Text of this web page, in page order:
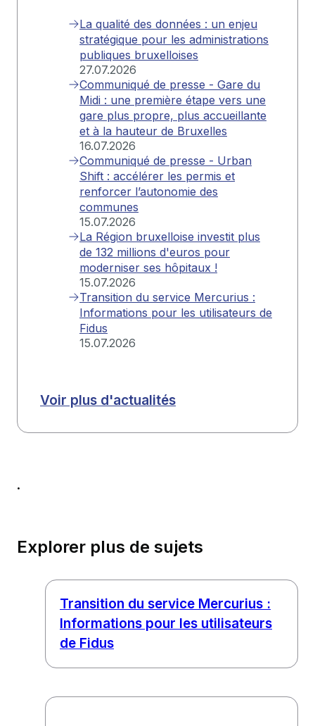
La qualité des données : un enjeu
stratégique pour les administrations
publiques bruxelloises
27.07.2026
Communiqué de presse - Gare du
Midi : une première étape vers une
gare plus propre, plus accueillante
et à la hauteur de Bruxelles
16.07.2026
Communiqué de presse - Urban
Shift : accélérer les permis et
renforcer l’autonomie des
communes
15.07.2026
La Région bruxelloise investit plus
de 132 millions d'euros pour
moderniser ses hôpitaux !
15.07.2026
Transition du service Mercurius :
Informations pour les utilisateurs de
Fidus
15.07.2026
Voir plus d'actualités
.
Explorer plus de sujets
Transition du service Mercurius :
Informations pour les utilisateurs
de Fidus